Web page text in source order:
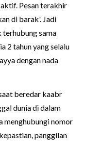
Pesan terakhir
di barak'. Jadi
sama
2 tahun yang selalu
dengan nada
beredar kaabr
dunia di dalam
menghubungi nomor
panggilan